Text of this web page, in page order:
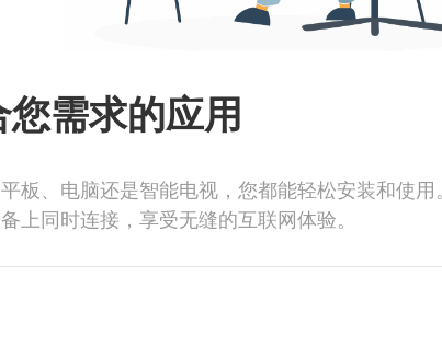
需求的应用
板、电脑还是智能电视，您都能轻松安装和使用。
上同时连接，享受无缝的互联网体验。